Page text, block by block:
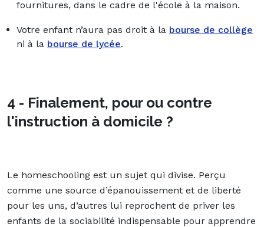
fournitures, dans le cadre de l'école à la maison.
Votre enfant n’aura pas droit à la bourse de collège
ni à la bourse de lycée.
4 - Finalement, pour ou contre
l'instruction à domicile ?
Le homeschooling est un sujet qui divise. Perçu
comme une source d’épanouissement et de liberté
pour les uns, d’autres lui reprochent de priver les
enfants de la sociabilité indispensable pour apprendre